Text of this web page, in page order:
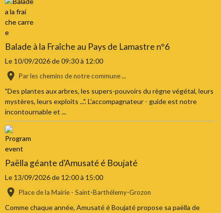
Balade à la Fraîche au Pays de Lamastre n°6
Le 10/09/2026de 09:30à 12:00
Par les chemins de notre commune ...
"Des plantes aux arbres, les supers-pouvoirs du règne végétal, leurs
mystères, leurs exploits ...". L'accompagnateur - guide est notre
incontournable et ...
Paëlla géante d'Amusaté é Boujaté
Le 13/09/2026de 12:00à 15:00
Place de la Mairie - Saint-Barthélemy-Grozon
Comme chaque année, Amusaté é Boujaté propose sa paëlla de